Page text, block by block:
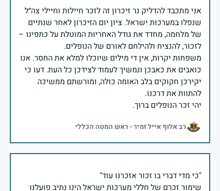
אני מתכבד להדליק נר זיכרון זה לזכר חיילות וחיילי צה״ל
שנפלו במערכות ישראל. ציון יום הזיכרון לאחר שנתיים
של מלחמה, מחדד את גודל האחריות המוטלת על כתפינו –
משפחות יקרות, אין די מילים שיוכלו למלא את החסר. אנו
כואבים את כאבכן ונמשיך לעמוד לצידכן כל העת. דעו כי
יקירכן חקוקים בלב האומה כולה, ומורשתם ממשיכה
יהי זכר הנופלים ברוך.
רב אלוף אייל זמיר - ראש המטה הכללי
שימור זכרם של חללי מערכות ישראל הינו נתיב פועלנו